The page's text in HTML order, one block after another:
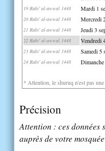
19 Rabi' al-awwal 1448 Mardi 1
20 Rabi' al-awwal 1448 Mercredi
21 Rabi' al-awwal 1448 Jeudi 3
22 Rabi' al-awwal 1448 Vendredi
23 Rabi' al-awwal 1448 Samedi 5
24 Rabi' al-awwal 1448
* Attention, le shuruq n'est pas
Précision
Attention : ces
auprès de votre